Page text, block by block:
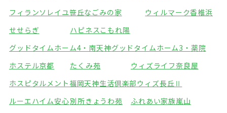
フィランソレイユ笹丘なごみの家
ウィルマーク香椎浜
せせらぎ
ハピネスこもれ陽
グッドタイムホーム4・南天神グッドタイムホーム3・薬院
ホステル京都
たくみ苑
ウィズライフ奈良屋
ホスピタルメント福岡天神生活倶楽部ウィズ長丘Ⅱ
ルーエハイム安心別所きょうわ苑
ふれあい家族嵐山